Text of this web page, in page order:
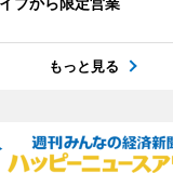
もっと見る